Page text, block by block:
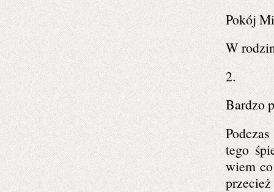
Pokój
W
2.
Bardzo
tego
wiem co